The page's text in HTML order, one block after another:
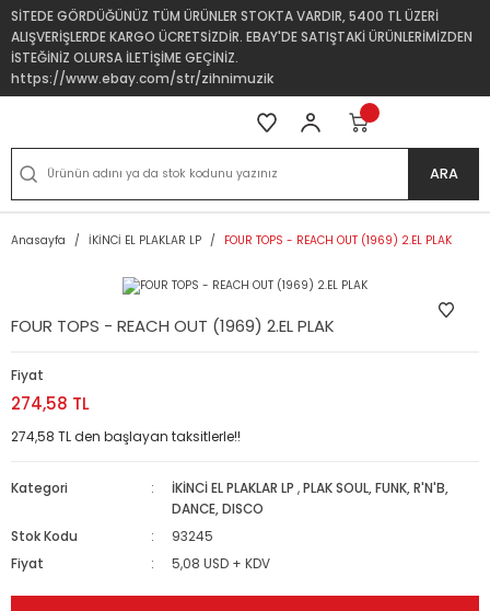
SİTEDE GÖRDÜĞÜNÜZ TÜM ÜRÜNLER STOKTA VARDIR, 5400 TL ÜZERİ
ALIŞVERİŞLERDE KARGO ÜCRETSİZDİR. EBAY'DE SATIŞTAKİ ÜRÜNLERİMİZDEN
İSTEĞİNİZ OLURSA İLETİŞİME GEÇİNİZ.
https://www.ebay.com/str/zihnimuzik
ARA
Anasayfa İKİNCİ EL PLAKLAR LP FOUR TOPS - REACH OUT (1969) 2.EL PLAK
FOUR TOPS - REACH OUT (1969) 2.EL PLAK
Fiyat
274,58 TL
274,58 TL den başlayan taksitlerle!!
Kategori İKİNCİ EL PLAKLAR LP ,PLAK SOUL, FUNK, R'N'B,
DANCE, DISCO
Stok Kodu
93245
Fiyat
5,08 USD + KDV